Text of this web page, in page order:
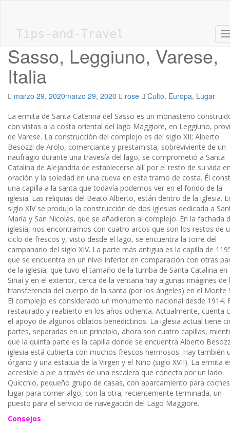
Tips-and-Travel
Ermita de Santa Caterina
Sasso, Leggiuno, Varese,
Italia
marzo 29, 2020marzo 29, 2020 rose Culto, Europa, Lugar
La ermita de Santa Caterina del Sasso es un monasterio
con vistas a la costa oriental del lago Maggiore, en Leggiuno,
de Varese. La construcción del complejo es del siglo XII; Alberto
Besozzi de Arolo, comerciante y prestamista, sobreviviente de un
naufragio durante una travesía del lago, se comprometió a Santa
Catalina de Alejandría de establecerse allí por el resto de su vida
oración y la soledad en una cueva en este tramo de costa. Él
una capilla a la santa que todavía podemos ver en el fondo de la
iglesia. Las reliquias del Beato Alberto, están dentro de la iglesia.
siglo XIV se produjo la construcción de dos iglesias dedicada a
María y San Nicolás, que se añadieron al complejo. En la fachada
iglesia, nos encontramos con cuatro arcos que son los restos de
ciclo de frescos y, visto desde el lago, se encuentra la torre del
campanario del siglo XIV. La parte más antigua es la capilla de
que se encuentra en un nivel inferior en comparación con otras
de la iglesia, que tuvo el tamaño de la tumba de Santa Catalina en
Sinaí y en el exterior, cerca de la ventana hay algunas imágines de
transferencia del cuerpo de la santa (por los ángeles) en el Monte
El complejo es considerado un monumento nacional desde 1914.
restaurado y reabierto en los años ochenta. Actualmente, cuenta
el apoyo de algunos oblatos benedictinos. La iglesia actual tiene
partes, separadas en un principio, ahora son cuatro capillas,
que la quinta parte es la capilla donde se encuentra Alberto
iglesia está cubierta con muchos frescos hermosos. Hay también
órgano y una estatua de la Virgen y el Niño (siglo XVII). La ermita
accesible a pie a través de una escalera que conecta por un lado
Quicchio, pequeño grupo de casas, con aparcamiento para
lugar para comer algo, con la otra, recientemente terminada, un
puesto para el servicio de navegación del Lago Maggiore.
Consejos